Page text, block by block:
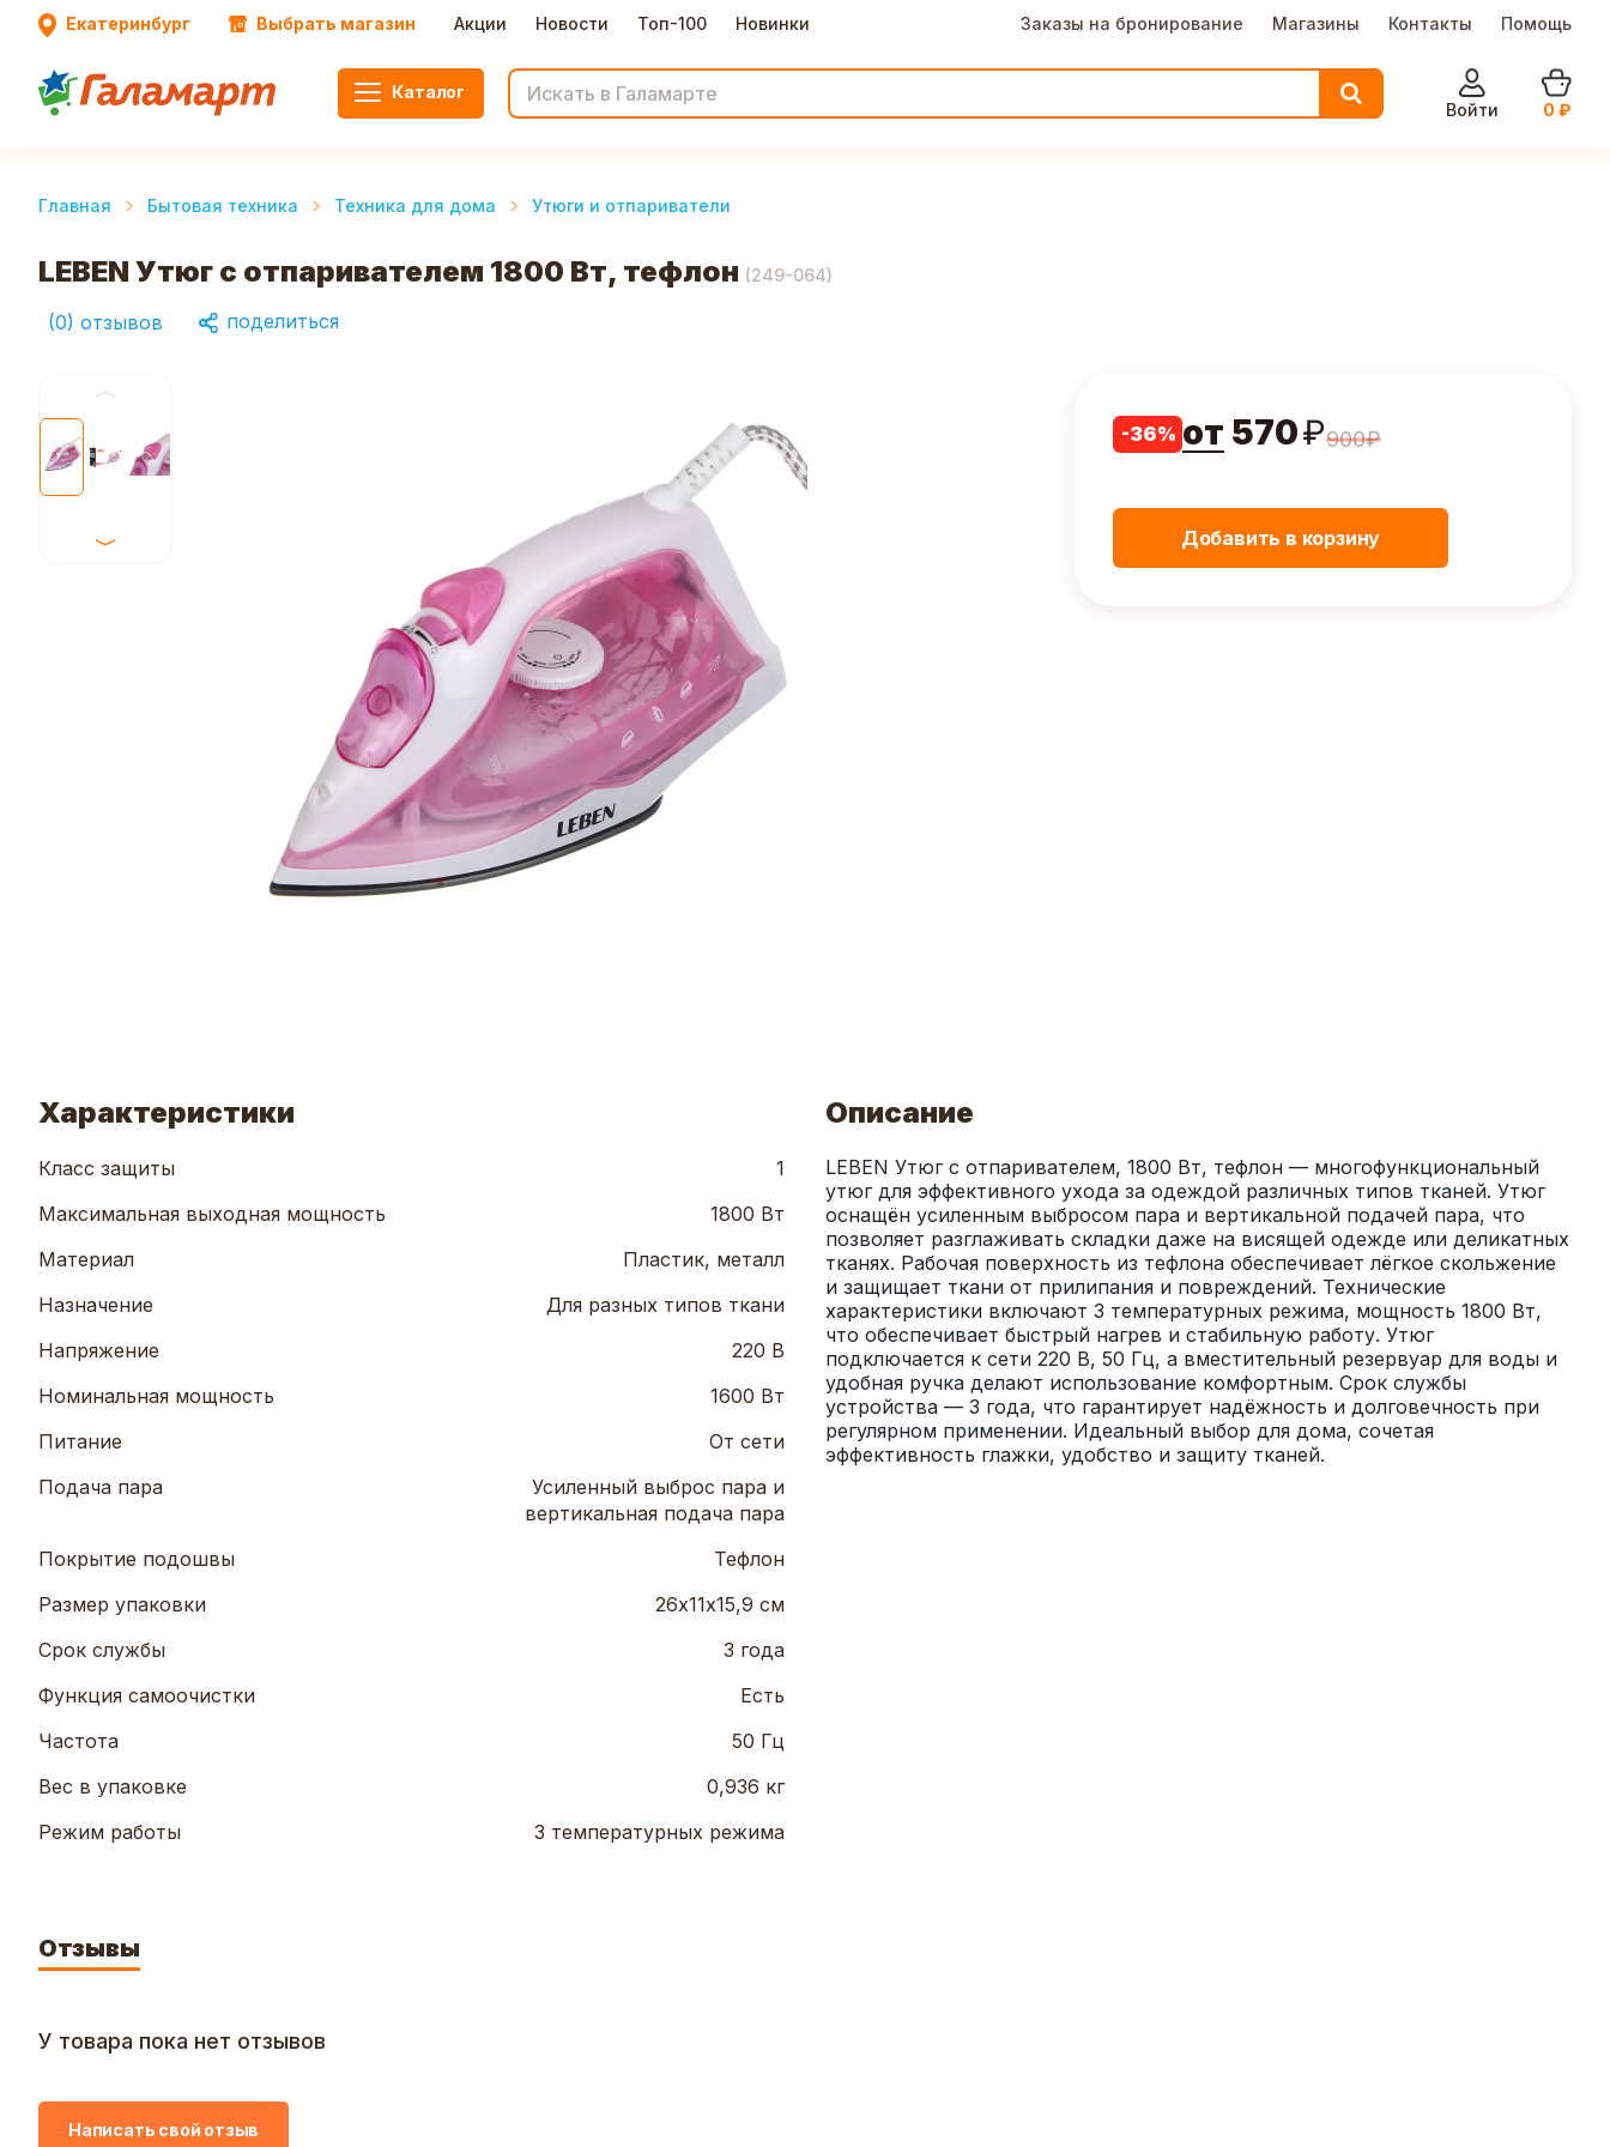
Екатеринбург Выбрать магазин Акции Новости Топ-100 Новинки Заказы на бронирование Магазины Контакты Помощь
Каталог
Войти
0 ₽
Главная Бытовая техника Техника для дома Утюги и отпариватели
LEBEN Утюг с отпаривателем 1800 Вт, тефлон (249-064)
(0) отзывов поделиться
-36% от 570₽900₽
Добавить в корзину
Характеристики
Класс защиты
1
Максимальная выходная мощность
1800 Вт
Материал
Пластик, металл
Назначение
Для разных типов ткани
Напряжение
220 В
Номинальная мощность
1600 Вт
Питание
От сети
Подача пара
Усиленный выброс пара и
вертикальная подача пара
Покрытие подошвы
Тефлон
Размер упаковки
26х11х15,9 см
Срок службы
3 года
Функция самоочистки
Есть
Частота
50 Гц
Вес в упаковке
0,936 кг
Режим работы
3 температурных режима
Описание
LEBEN Утюг с отпаривателем, 1800 Вт, тефлон — многофункциональный
утюг для эффективного ухода за одеждой различных типов тканей. Утюг
оснащён усиленным выбросом пара и вертикальной подачей пара, что
позволяет разглаживать складки даже на висящей одежде или деликатных
тканях. Рабочая поверхность из тефлона обеспечивает лёгкое скольжение
и защищает ткани от прилипания и повреждений. Технические
характеристики включают 3 температурных режима, мощность 1800 Вт,
что обеспечивает быстрый нагрев и стабильную работу. Утюг
подключается к сети 220 В, 50 Гц, а вместительный резервуар для воды и
удобная ручка делают использование комфортным. Срок службы
устройства — 3 года, что гарантирует надёжность и долговечность при
регулярном применении. Идеальный выбор для дома, сочетая
эффективность глажки, удобство и защиту тканей.
Отзывы
У товара пока нет отзывов
Написать свой отзыв